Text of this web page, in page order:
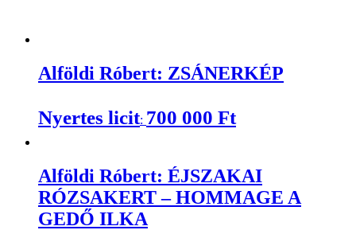
Alföldi Róbert: ZSÁNERKÉP
Nyertes licit: 700 000 Ft
Alföldi Róbert: ÉJSZAKAI
RÓZSAKERT – HOMMAGE A
GEDŐ ILKA